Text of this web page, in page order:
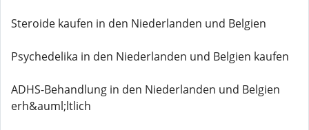
Steroide kaufen in den Niederlanden und Belgien
Psychedelika in den Niederlanden und Belgien kaufen
ADHS-Behandlung in den Niederlanden und Belgien
erh&auml;ltlich